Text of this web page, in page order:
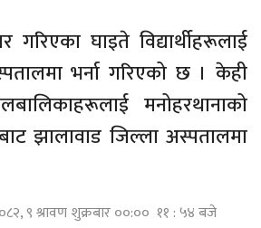
गरिएका घाइते विद्यार्थीहरूलाई
भर्ना गरिएको छ । केही
मनोहरथानाको
झालावाड जिल्ला अस्पतालमा
९ श्रावण शुक्रबार ००:०० ११ : ५४ बजे